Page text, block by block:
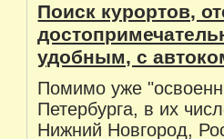
Поиск курортов,
удобным, с
Помимо уже
Петербурга, в их
Нижний Новгород,